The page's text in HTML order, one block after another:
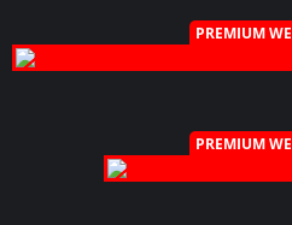
PREMIUM
PREMIUM